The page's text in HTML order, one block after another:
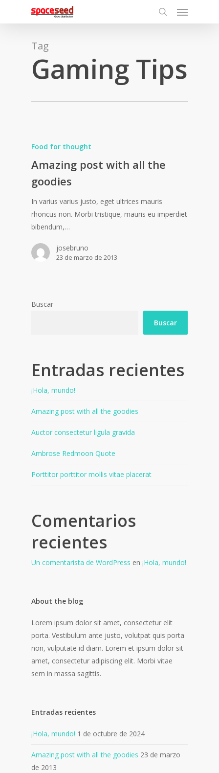
search
Menu
Tag
Gaming Tips
Food for thought
Amazing post with all the
goodies
In varius varius justo, eget ultrices mauris
rhoncus non. Morbi tristique, mauris eu imperdiet
bibendum,…
josebruno
23 de marzo de 2013
Buscar
Buscar
Entradas recientes
¡Hola, mundo!
Amazing post with all the goodies
Auctor consectetur ligula gravida
Ambrose Redmoon Quote
Porttitor porttitor mollis vitae placerat
Comentarios
recientes
Un comentarista de WordPress en ¡Hola, mundo!
About the blog
Lorem ipsum dolor sit amet, consectetur elit
porta. Vestibulum ante justo, volutpat quis porta
non, vulputate id diam. Lorem et ipsum dolor sit
amet, consectetur adipiscing elit. Morbi vitae
sem in massa sagittis.
Entradas recientes
¡Hola, mundo! 1 de octubre de 2024
Amazing post with all the goodies 23 de marzo
de 2013